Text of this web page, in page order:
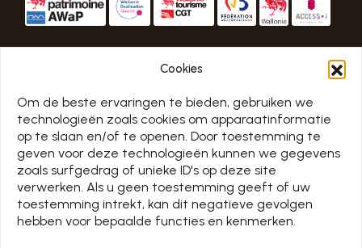
Cookies
Om de beste ervaringen te bieden, gebruiken we
technologieën zoals cookies om apparaatinformatie
op te slaan en/of te openen. Door toestemming te
geven voor deze technologieën kunnen we gegevens
zoals surfgedrag of unieke ID's op deze site
verwerken. Als u geen toestemming geeft of uw
toestemming intrekt, kan dit negatieve gevolgen
hebben voor bepaalde functies en kenmerken.
ONTDEK DE ABDIJ
BEZOEKEN
MIJN BEZOEK VOORBEREIDEN
MEETING
MUSEUMCAFÉ
CONTACT